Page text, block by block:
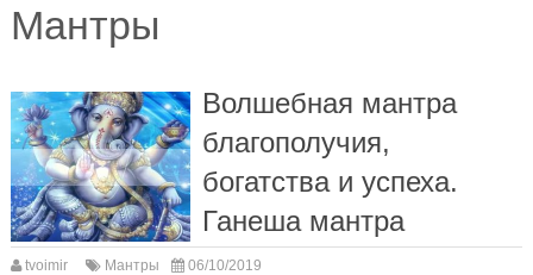
Мантры
Волшебная мантра
благополучия,
богатства и успеха.
Ганеша мантра
tvoimir Мантры 06/10/2019